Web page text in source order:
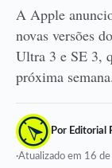
A Apple
novas versões
Ultra 3 e SE 3,
próxima
Por Editorial
·Atualizado em 16